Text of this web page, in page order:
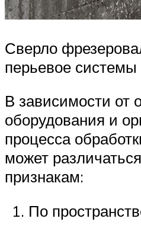
Сверло
перьевое системы
В зависимости от
оборудования и
процесса
может
признакам:
По